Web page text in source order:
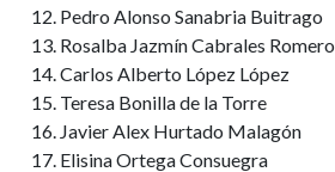
Pedro Alonso Sanabria Buitrago
Rosalba Jazmín Cabrales Romero
Carlos Alberto López López
Teresa Bonilla de la Torre
Javier Alex Hurtado Malagón
Elisina Ortega Consuegra